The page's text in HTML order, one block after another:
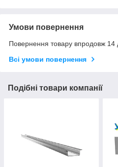
Умови повернення
Повернення товару впродовж 14
Всі умови повернення
Подібні товари компанії